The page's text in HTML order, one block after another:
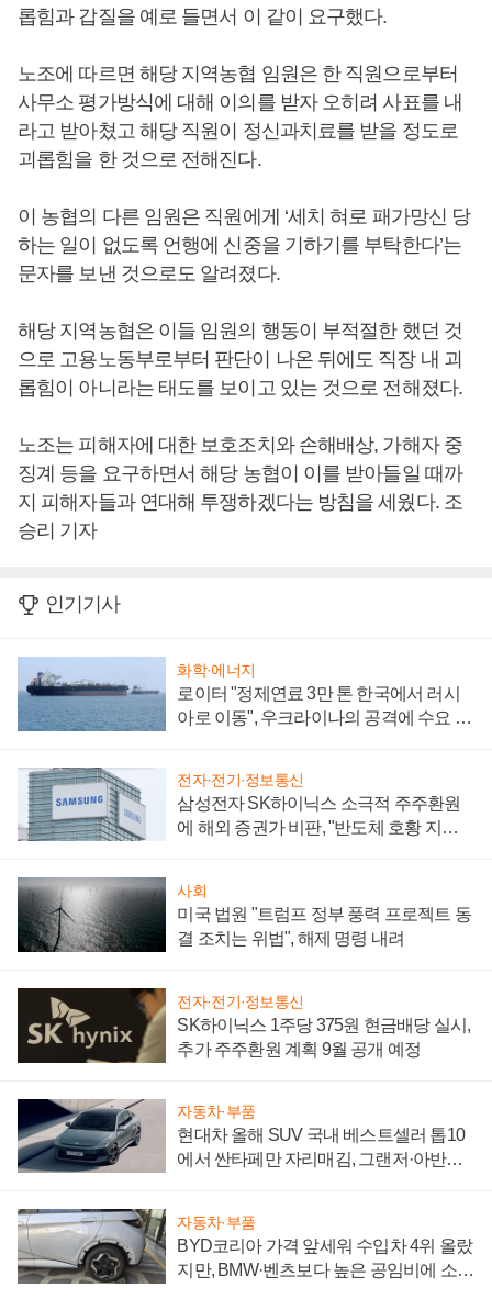
롭힘과 갑질을 예로 들면서 이 같이 요구했다.
노조에 따르면 해당 지역농협 임원은 한 직원으로부터
사무소 평가방식에 대해 이의를 받자 오히려 사표를 내
라고 받아쳤고 해당 직원이 정신과치료를 받을 정도로
괴롭힘을 한 것으로 전해진다.
이 농협의 다른 임원은 직원에게 ‘세치 혀로 패가망신 당
하는 일이 없도록 언행에 신중을 기하기를 부탁한다’는
문자를 보낸 것으로도 알려졌다.
해당 지역농협은 이들 임원의 행동이 부적절한 했던 것
으로 고용노동부로부터 판단이 나온 뒤에도 직장 내 괴
롭힘이 아니라는 태도를 보이고 있는 것으로 전해졌다.
노조는 피해자에 대한 보호조치와 손해배상, 가해자 중
징계 등을 요구하면서 해당 농협이 이를 받아들일 때까
지 피해자들과 연대해 투쟁하겠다는 방침을 세웠다. 조
승리 기자
인기기사
화학·에너지
로이터 "정제연료 3만 톤 한국에서 러시
아로 이동", 우크라이나의 공격에 수요 늘
전자·전기·정보통신
삼성전자 SK하이닉스 소극적 주주환원
에 해외 증권가 비판, "반도체 호황 지속
사회
미국 법원 "트럼프 정부 풍력 프로젝트 동
결 조치는 위법", 해제 명령 내려
전자·전기·정보통신
SK하이닉스 1주당 375원 현금배당 실시,
추가 주주환원 계획 9월 공개 예정
자동차·부품
현대차 올해 SUV 국내 베스트셀러 톱10
에서 싼타페만 자리매김, 그랜저·아반떼
자동차·부품
BYD코리아 가격 앞세워 수입차 4위 올랐
지만, BMW·벤츠보다 높은 공임비에 소비